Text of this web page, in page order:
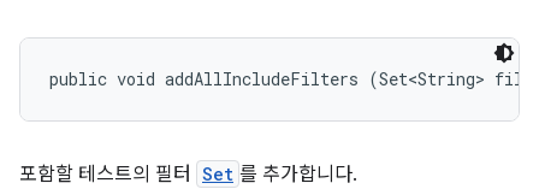
public void addAllIncludeFilters (Set<String>
포함할 테스트의 필터 Set 를 추가합니다.